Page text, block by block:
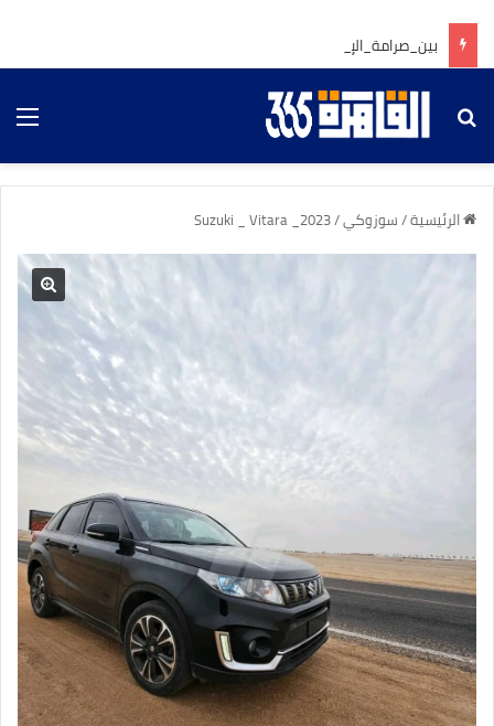
بين_صرامة_الإسناد_ورقة_القلوب
بحث عن
الرئيسية/سوزوكي/
Suzuki _ Vitara _2023